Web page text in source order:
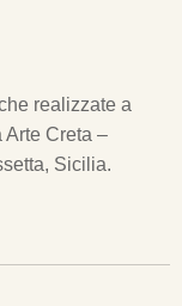
realizzate a
Arte Creta –
Sicilia.